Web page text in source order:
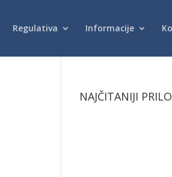
Regulativa Informacije
NAJČITANIJI